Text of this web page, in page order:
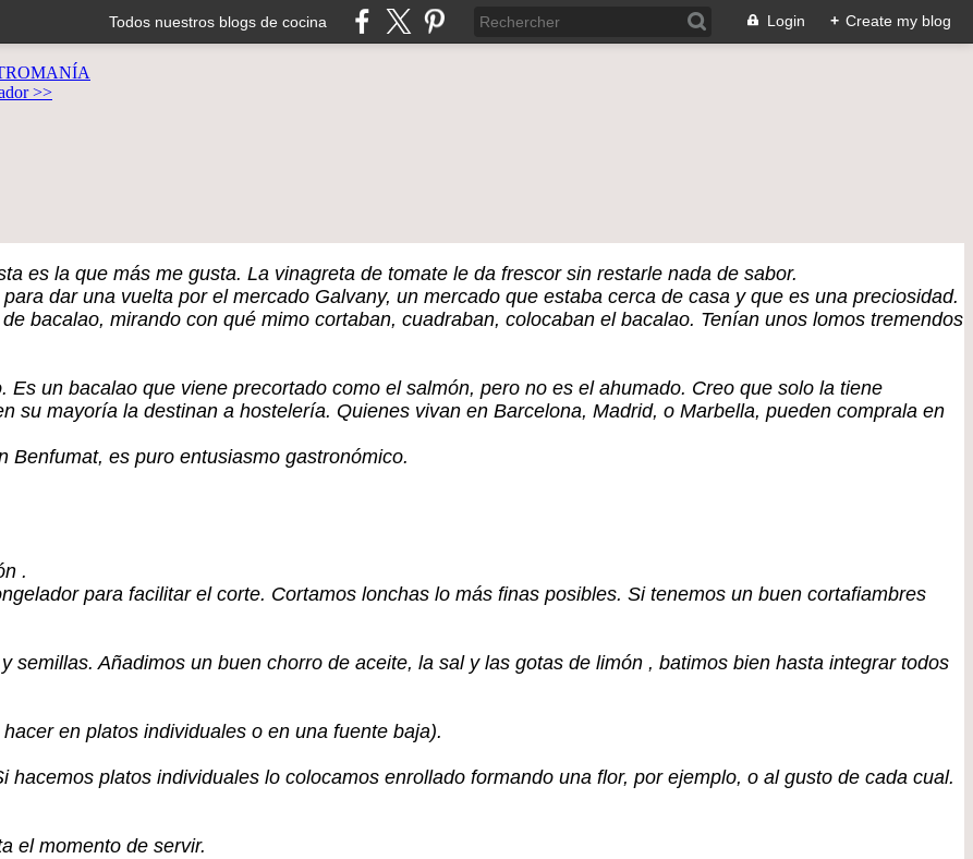
Todos nuestros blogs de cocina Login + Create my blog
>>
es la que más me gusta. La vinagreta de tomate le da frescor sin restarle nada de sabor.
dar una vuelta por el mercado Galvany, un mercado que estaba cerca de casa y que es una preciosidad.
bacalao, mirando con qué mimo cortaban, cuadraban, colocaban el bacalao. Tenían unos lomos tremendos
un bacalao que viene precortado como el salmón, pero no es el ahumado. Creo que solo la tiene
su mayoría la destinan a hostelería. Quienes vivan en Barcelona, Madrid, o Marbella, pueden comprala en
Benfumat, es puro entusiasmo gastronómico.
.
para facilitar el corte. Cortamos lonchas lo más finas posibles. Si tenemos un buen cortafiambres
semillas. Añadimos un buen chorro de aceite, la sal y las gotas de limón , batimos bien hasta integrar todos
en platos individuales o en una fuente baja).
platos individuales lo colocamos enrollado formando una flor, por ejemplo, o al gusto de cada cual.
el momento de servir.